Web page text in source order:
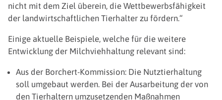
nicht mit dem Ziel überein, die Wettbewerbsfähigkeit
der landwirtschaftlichen Tierhalter zu fördern.“
Einige aktuelle Beispiele, welche für die weitere
Entwicklung der Milchviehhaltung relevant sind:
Aus der Borchert-Kommission: Die Nutztierhaltung
soll umgebaut werden. Bei der Ausarbeitung der von
den Tierhaltern umzusetzenden Maßnahmen